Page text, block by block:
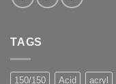
TAGS
150/150 Acid acryl